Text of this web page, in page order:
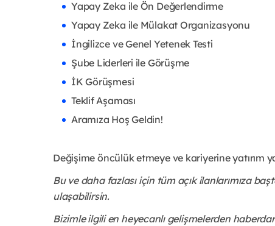
Yapay Zeka ile Ön Değerlendirme
Yapay Zeka ile Mülakat Organizasyonu
İngilizce ve Genel Yetenek Testi
Şube Liderleri ile Görüşme
İK Görüşmesi
Teklif Aşaması
Aramıza Hoş Geldin!
Değişime öncülük etmeye ve kariyerine yatırım
Bu ve daha fazlası için tüm açık ilanlarımıza
ulaşabilirsin.
Bizimle ilgili en heyecanlı gelişmelerden